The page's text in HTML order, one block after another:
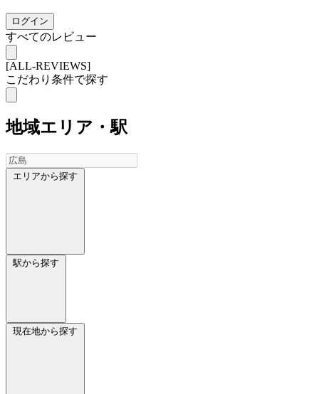
ログイン
すべてのレビュー
[ALL-REVIEWS]
こだわり条件で探す
地域エリア・駅
エリアから探す
駅から探す
現在地から探す